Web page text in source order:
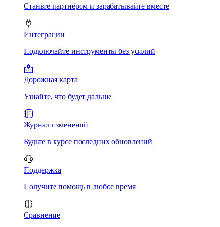
Станьте партнёром и зарабатывайте вместе
Интеграции
Подключайте инструменты без усилий
Дорожная карта
Узнайте, что будет дальше
Журнал изменений
Будьте в курсе последних обновлений
Поддержка
Получите помощь в любое время
Сравнение